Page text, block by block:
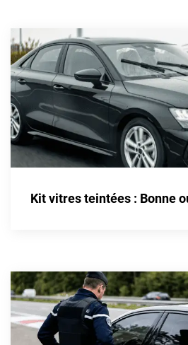
Jeep
Jetour
Kandi
Karma
Kgm/ssangyong
Lancia
Land Rover
Ldv
Kit vitres teintées : Bonne